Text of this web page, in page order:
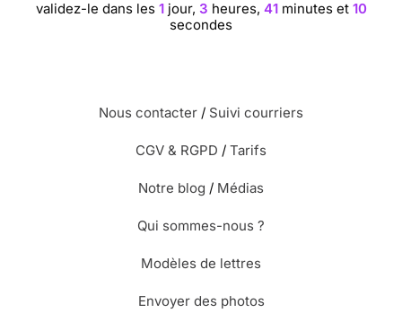
validez-le dans les1 jour,3 heures,41 minutes et9
secondes
Nous contacter / Suivi courriers
CGV & RGPD / Tarifs
Notre blog / Médias
Qui sommes-nous ?
Modèles de lettres
Envoyer des photos